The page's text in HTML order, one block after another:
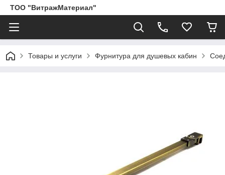
ТОО "ВитражМатериал"
Товары и услуги Фурнитура для душевых кабин